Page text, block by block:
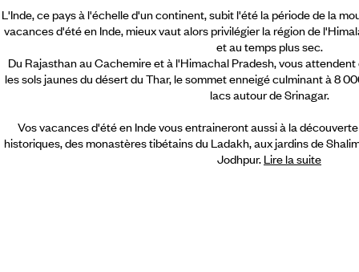
L'Inde, ce pays à l'échelle d'un continent, subit l'été la période de la
vacances d'été en Inde, mieux vaut alors privilégier la région de
et au temps plus sec.
Du Rajasthan au Cachemire et à l'Himachal Pradesh, vous
les sols jaunes du désert du Thar, le sommet enneigé culminant à 8
lacs autour de Srinagar.
Vos vacances d'été en Inde vous entraineront aussi à la
historiques,des monastères tibétains du Ladakh, aux jardins de
Jodhpur. Lire la suite